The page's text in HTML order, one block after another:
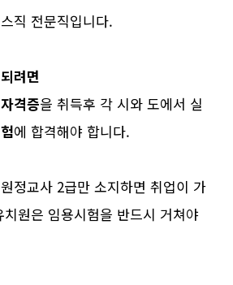
직 전문직입니다.
려면
격증을 취득후 각 시와 도에서 실
에 합격해야 합니다.
정교사 2급만 소지하면 취업이 가
원은 임용시험을 반드시 거쳐야